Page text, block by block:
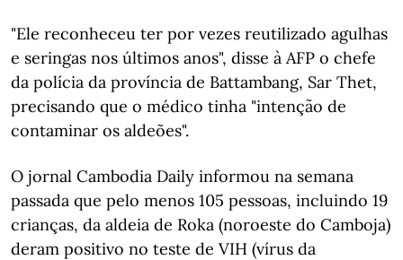
"Ele reconheceu ter por vezes reutilizado agulhas
e seringas nos últimos anos", disse à AFP o chefe
da polícia da província de Battambang, Sar Thet,
precisando que o médico tinha "intenção de
contaminar os aldeões".
O jornal Cambodia Daily informou na semana
passada que pelo menos 105 pessoas, incluindo 19
crianças, da aldeia de Roka (noroeste do Camboja)
deram positivo no teste de VIH (vírus da